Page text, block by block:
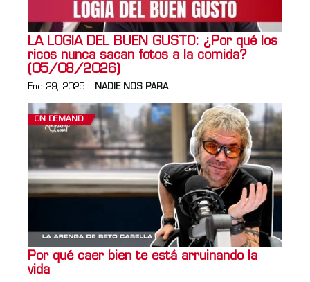
LA LOGIA DEL BUEN GUSTO: ¿Por qué los
ricos nunca sacan fotos a la comida?
(05/08/2026)
Ene 29, 2025 NADIE NOS PARA
ON DEMAND
Por qué caer bien te está arruinando la
vida